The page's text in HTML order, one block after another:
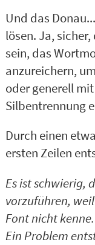
Und das
lösen. Ja,
sein, das
anzureichern,
oder generell mit
Silbentrennung
Durch einen
ersten Zeilen
Es ist schwierig,
vorzuführen,
Font nicht
Ein Problem